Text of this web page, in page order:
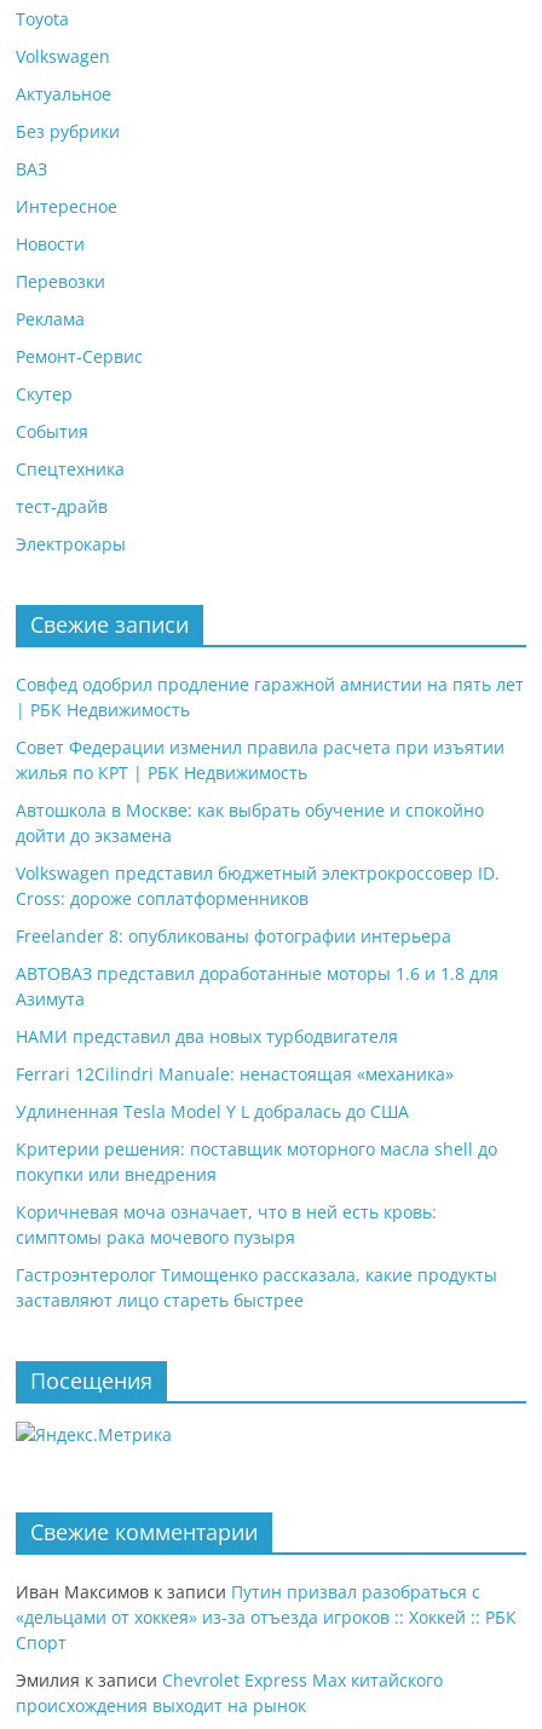
Toyota
Volkswagen
Актуальное
Без рубрики
ВАЗ
Интересное
Новости
Перевозки
Реклама
Ремонт-Сервис
Скутер
События
Спецтехника
тест-драйв
Электрокары
Свежие записи
Совфед одобрил продление гаражной амнистии на пять лет
| РБК Недвижимость
Совет Федерации изменил правила расчета при изъятии
жилья по КРТ | РБК Недвижимость
Автошкола в Москве: как выбрать обучение и спокойно
дойти до экзамена
Volkswagen представил бюджетный электрокроссовер ID.
Cross: дороже соплатформенников
Freelander 8: опубликованы фотографии интерьера
АВТОВАЗ представил доработанные моторы 1.6 и 1.8 для
Азимута
НАМИ представил два новых турбодвигателя
Ferrari 12Cilindri Manuale: ненастоящая «механика»
Удлиненная Tesla Model Y L добралась до США
Критерии решения: поставщик моторного масла shell до
покупки или внедрения
Коричневая моча означает, что в ней есть кровь:
симптомы рака мочевого пузыря
Гастроэнтеролог Тимощенко рассказала, какие продукты
заставляют лицо стареть быстрее
Посещения
Свежие комментарии
Иван Максимов к записи Путин призвал разобраться с
«дельцами от хоккея» из-за отъезда игроков :: Хоккей :: РБК
Спорт
Эмилия к записи Chevrolet Express Max китайского
происхождения выходит на рынок